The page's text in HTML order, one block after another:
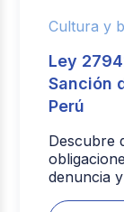
Cultura y
Ley
Sanción
Perú
Descubre
denuncia